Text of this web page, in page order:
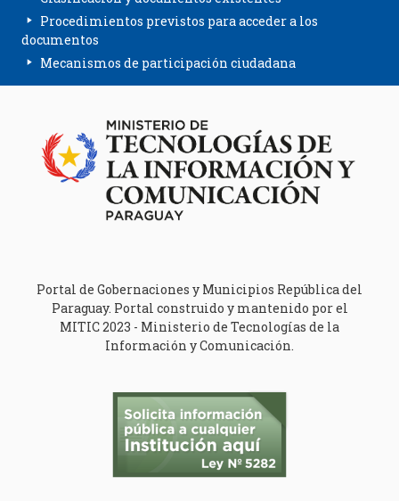
Procedimientos previstos para acceder a los
documentos
Mecanismos de participación ciudadana
Portal de Gobernaciones y Municipios República del
Paraguay. Portal construido y mantenido por el
MITIC 2023 - Ministerio de Tecnologías de la
Información y Comunicación.